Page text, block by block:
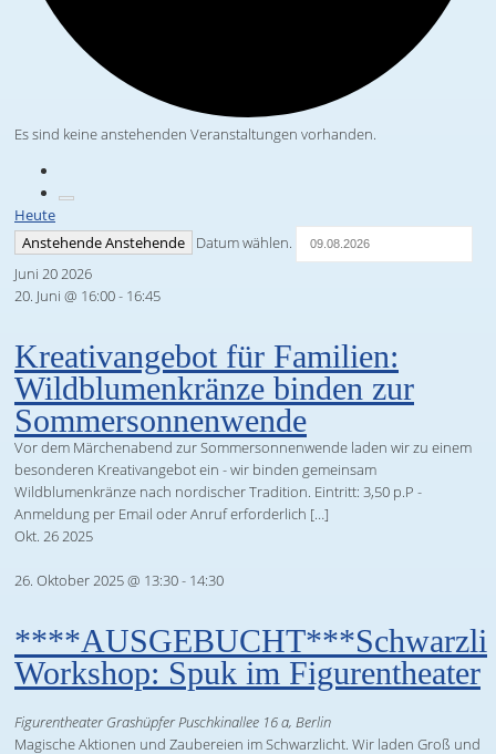
Es sind keine anstehenden Veranstaltungen vorhanden.
Heute
AnstehendeAnstehende
Datum wählen.
Juni 202026
20. Juni @ 16:00- 16:45
Kreativangebot für Familien:
Wildblumenkränze binden zur
Sommersonnenwende
Vor dem Märchenabend zur Sommersonnenwende laden wir zu einem
besonderen Kreativangebot ein - wir binden gemeinsam
Wildblumenkränze nach nordischer Tradition. Eintritt: 3,50 p.P -
Anmeldung per Email oder Anruf erforderlich […]
Okt. 262025
26. Oktober 2025 @ 13:30- 14:30
Workshop: Spuk im Figurentheater
Figurentheater GrashüpferPuschkinallee 16 a, Berlin
Magische Aktionen und Zaubereien im Schwarzlicht. Wir laden Groß und